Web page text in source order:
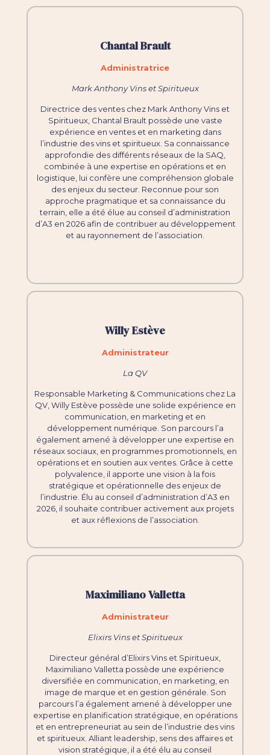
Chantal Brault
Administratrice
Mark Anthony Vins et Spiritueux
Directrice des ventes chez Mark Anthony Vins et
Spiritueux, Chantal Brault possède une vaste
expérience en ventes et en marketing dans
l’industrie des vins et spiritueux. Sa connaissance
approfondie des différents réseaux de la SAQ,
combinée à une expertise en opérations et en
logistique, lui confère une compréhension globale
des enjeux du secteur. Reconnue pour son
approche pragmatique et sa connaissance du
terrain, elle a été élue au conseil d’administration
d’A3 en 2026 afin de contribuer au développement
et au rayonnement de l’association.
Willy Estève
Administrateur
La QV
Responsable Marketing & Communications chez La
QV, Willy Estève possède une solide expérience en
communication, en marketing et en
développement numérique. Son parcours l’a
également amené à développer une expertise en
réseaux sociaux, en programmes promotionnels, en
opérations et en soutien aux ventes. Grâce à cette
polyvalence, il apporte une vision à la fois
stratégique et opérationnelle des enjeux de
l’industrie. Élu au conseil d’administration d’A3 en
2026, il souhaite contribuer activement aux projets
et aux réflexions de l’association.
Maximiliano Valletta
Administrateur
Elixirs Vins et Spiritueux
Directeur général d’Elixirs Vins et Spiritueux,
Maximiliano Valletta possède une expérience
diversifiée en communication, en marketing, en
image de marque et en gestion générale. Son
parcours l’a également amené à développer une
expertise en planification stratégique, en opérations
et en entrepreneuriat au sein de l’industrie des vins
et spiritueux. Alliant leadership, sens des affaires et
vision stratégique, il a été élu au conseil